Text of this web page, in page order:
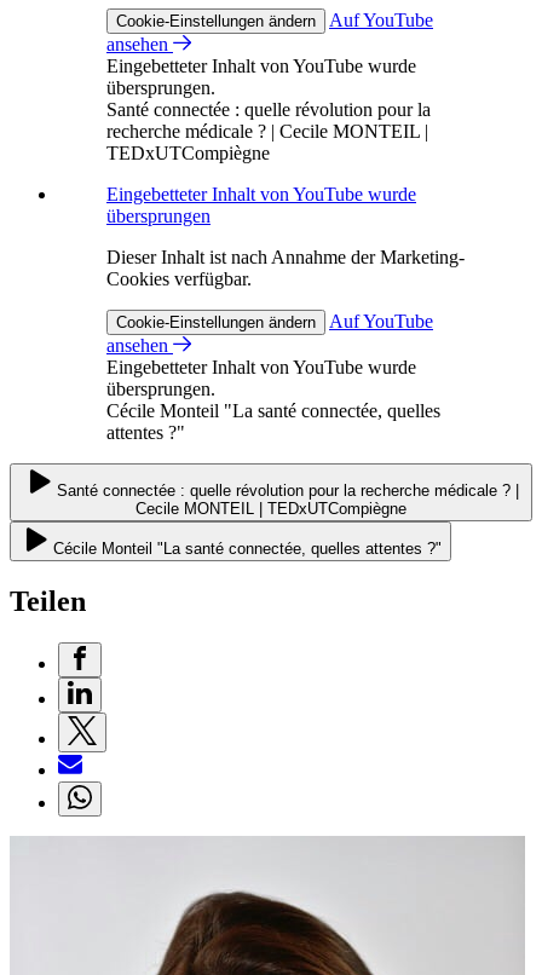
Cookie-Einstellungen ändern
Auf YouTube
ansehen
Eingebetteter Inhalt von YouTube wurde
übersprungen.
Santé connectée : quelle révolution pour la
recherche médicale ? | Cecile MONTEIL |
TEDxUTCompiègne
Eingebetteter Inhalt von YouTube wurde
übersprungen
Dieser Inhalt ist nach Annahme der Marketing-
Cookies verfügbar.
Cookie-Einstellungen ändern
Auf YouTube
ansehen
Eingebetteter Inhalt von YouTube wurde
übersprungen.
Cécile Monteil "La santé connectée, quelles
attentes ?"
Santé connectée : quelle révolution pour la recherche médicale ? |
Cecile MONTEIL | TEDxUTCompiègne
Cécile Monteil "La santé connectée, quelles attentes ?"
Teilen